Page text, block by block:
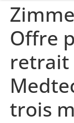
Offre
retrait
trois